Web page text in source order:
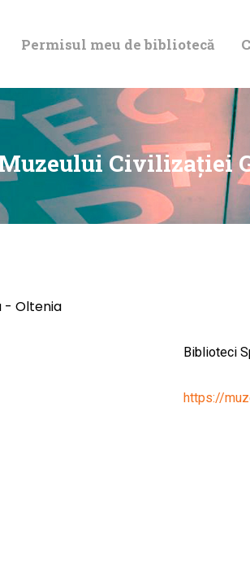
Permisul meu de bibliotecă
Civilizației
DE BIBLIOTECĂ
CATALOAGE ȘI
COLECȚII
- Oltenia
Biblioteci
https://